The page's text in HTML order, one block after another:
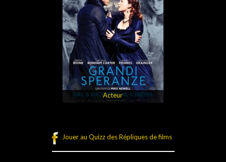
Acteur
Jouer au Quizz des Répliques de films